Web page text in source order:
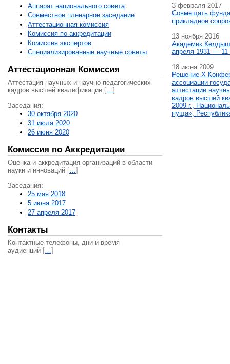
Аппарат национального совета
Совместное пленарное заседание
Аттестационная комисcия
Комиссия по аккредитации
Комиссия экспертов
Специализированные научные советы
Аттестационная Комиссия
Аттестация научных и научно-педагогических
кадров высшей квалификации […]
Заседания:
30 октября 2020
31 июля 2020
26 июня 2020
Комиссия по Аккредитации
Оценка и аккредитация организаций в области
науки и инноваций […]
Заседания:
25 мая 2018
5 июня 2017
27 апреля 2017
Контакты
Контактные телефоны, дни и время
аудиенций […]
3 февраля 2017
Совмещать
прикладное
13 ноября 2016
Академик
апреля 1931 — 11
18 июня 2009
Решение X
ассоциации
аттестации
кадров высшей
2009 г.,
пуща»,